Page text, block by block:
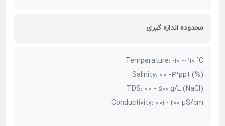
محدوده اندازه گیری
Temperature: -10 ~ 110 °C
Salinity: 0.0 - 42 ppt (%)
TDS: 0.0 - 500 g/L (NaCl)
Conductivity: 0.01 - 200 µS/cm